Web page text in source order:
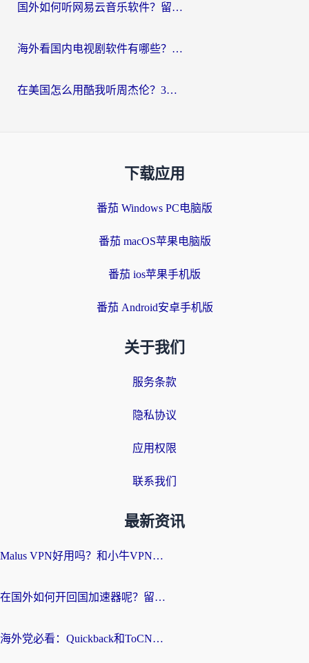
国外如何听网易云音乐软件？留学生亲测有效的回国加速方案
海外看国内电视剧软件有哪些？海外党专属追剧指南来了
在美国怎么用酷我听周杰伦？3步解决海外听歌地域限制，附QQ音乐网易云通用技巧
下载应用
番茄 Windows PC电脑版
番茄 macOS苹果电脑版
番茄 ios苹果手机版
番茄 Android安卓手机版
关于我们
服务条款
隐私协议
应用权限
联系我们
最新资讯
Malus VPN好用吗？和小牛VPN对比哪个回国效果更好？海外党亲测实用指南
在国外如何开回国加速器呢？留学生亲测的无缝访问国内资源指南
海外党必看：Quickback和ToCN好用吗？3分钟选对回国加速器的实用指南